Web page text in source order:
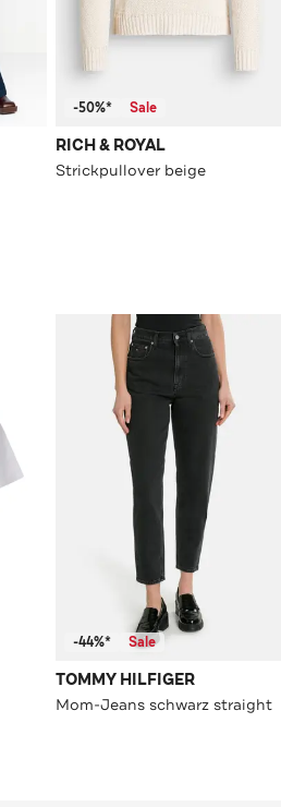
-50%* Sale
RICH & ROYAL
Strickpullover beige
-44%* Sale
TOMMY HILFIGER
Mom-Jeans schwarz straight